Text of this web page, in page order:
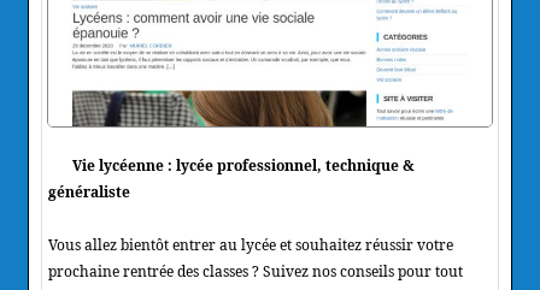
Vie lycéenne : lycée professionnel, technique &
généraliste
Vous allez bientôt entrer au lycée et souhaitez réussir votre
prochaine rentrée des classes ? Suivez nos conseils pour tout